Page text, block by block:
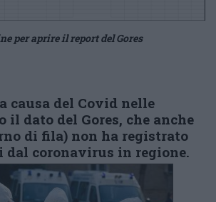
per aprire il report del Gores
causa del Covid nelle
il dato del Gores, che anche
di fila) non ha registrato
dal coronavirus in regione.